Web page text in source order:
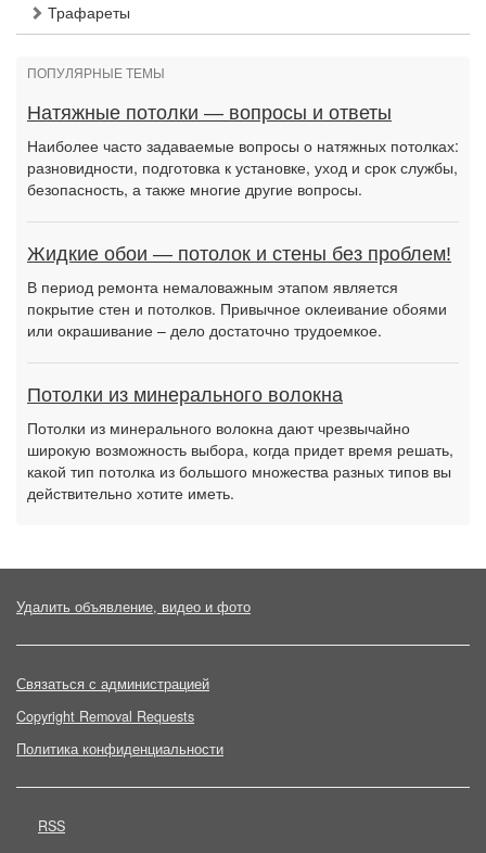
Трафареты
ПОПУЛЯРНЫЕ ТЕМЫ
Натяжные потолки — вопросы и ответы
Наиболее часто задаваемые вопросы о натяжных потолках:
разновидности, подготовка к установке, уход и срок службы,
безопасность, а также многие другие вопросы.
Жидкие обои — потолок и стены без проблем!
В период ремонта немаловажным этапом является
покрытие стен и потолков. Привычное оклеивание обоями
или окрашивание – дело достаточно трудоемкое.
Потолки из минерального волокна
Потолки из минерального волокна дают чрезвычайно
широкую возможность выбора, когда придет время решать,
какой тип потолка из большого множества разных типов вы
действительно хотите иметь.
Удалить объявление, видео и фото
Связаться с администрацией
Copyright Removal Requests
Политика конфиденциальности
RSS